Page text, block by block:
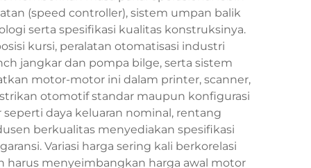
(speed controller), sistem umpan balik
serta spesifikasi kualitas konstruksinya.
kursi, peralatan otomatisasi industri
jangkar dan pompa bilge, serta sistem
motor-motor ini dalam printer, scanner,
otomotif standar maupun konfigurasi
daya keluaran nominal, rentang
berkualitas menyediakan spesifikasi
Variasi harga sering kali berkorelasi
harus menyeimbangkan harga awal motor